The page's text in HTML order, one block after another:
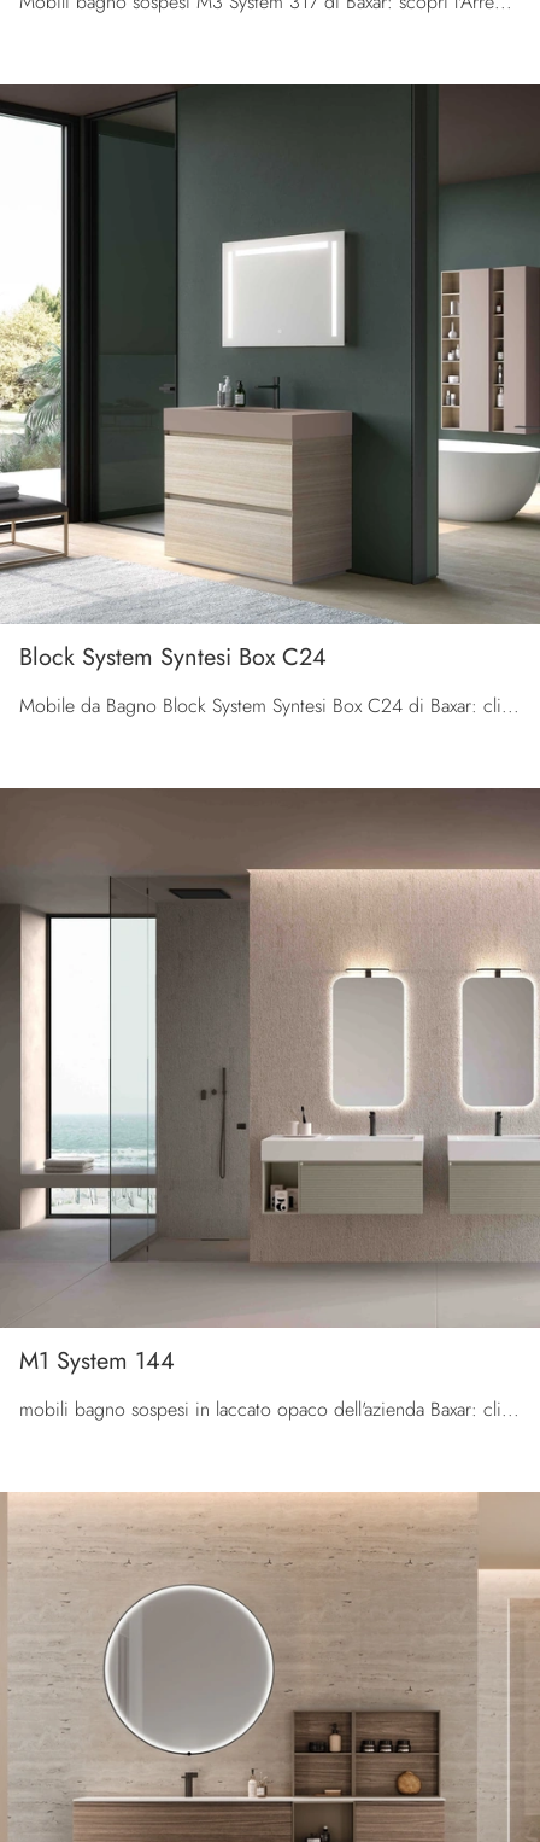
Block System Syntesi Box C24
Mobile da Bagno Block System Syntesi Box C24 di Baxar: clicca e ottieni informazioni su mobili bagno a terra in melaminico e elementi accessori della ...
M1 System 144
mobili bagno sospesi in laccato opaco dell'azienda Baxar: clicca e scopri l'arredo bagno moderno M1 System 144 per la stanza del benessere.